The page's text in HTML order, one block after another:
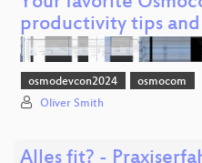
productivity tips
osmodevcon2024 osmocom
Oliver Smith